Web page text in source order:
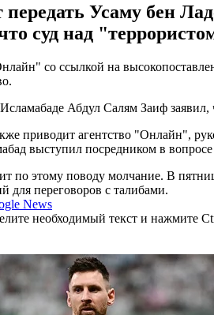
Усаму бен
суд над
со ссылкой на
Абдул Салям Заиф
приводит агентство "Онлайн",
выступил посредником в
по этому поводу молчание. В
для переговоров с талибами.
News
необходимый текст и нажмите